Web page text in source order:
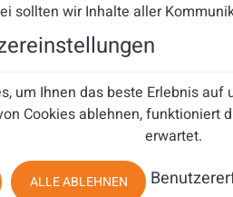
sollten wir Inhalte aller
Das
der Kundenbedürfnisse und
hilfreich. Diese Erkenntnisse
Bearbeitung durch diese zu
beendet
um zu vermeiden
um Ihnen das beste Erlebnis
Cookies ablehnen, funktioniert
erwartet.
ALLE ABLEHNEN